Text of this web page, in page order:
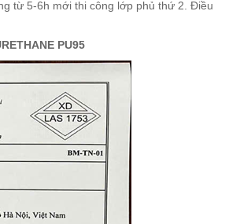
từ 5-6h mới thi công lớp phủ thứ 2. Điều
PU95